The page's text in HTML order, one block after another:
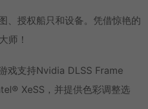
、授权船只和设备。凭借惊艳的
师！
戏支持Nvidia DLSS Frame
XeSS，并提供色彩调整选